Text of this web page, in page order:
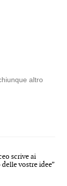
altro
scrive ai
vostre idee”